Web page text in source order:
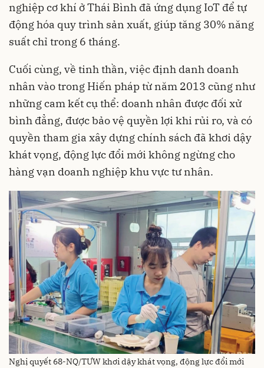
nghiệp cơ khí ở Thái Bình đã ứng dụng IoT để tự
động hóa quy trình sản xuất, giúp tăng 30% năng
suất chỉ trong 6 tháng.
Cuối cùng, về tinh thần, việc định danh doanh
nhân vào trong Hiến pháp từ năm 2013 cũng như
những cam kết cụ thể: doanh nhân được đối xử
bình đẳng, được bảo vệ quyền lợi khi rủi ro, và có
quyền tham gia xây dựng chính sách đã khơi dậy
khát vọng, động lực đổi mới không ngừng cho
hàng vạn doanh nghiệp khu vực tư nhân.
Nghị quyết 68-NQ/TƯW khơi dậy khát vọng, động lực đổi mới